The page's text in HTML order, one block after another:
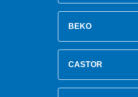
BEKO
CASTOR